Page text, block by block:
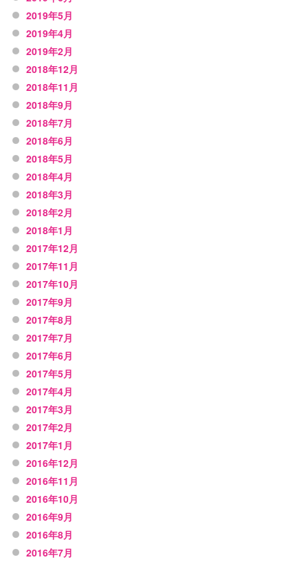
2019年5月
2019年4月
2019年2月
2018年12月
2018年11月
2018年9月
2018年7月
2018年6月
2018年5月
2018年4月
2018年3月
2018年2月
2018年1月
2017年12月
2017年11月
2017年10月
2017年9月
2017年8月
2017年7月
2017年6月
2017年5月
2017年4月
2017年3月
2017年2月
2017年1月
2016年12月
2016年11月
2016年10月
2016年9月
2016年8月
2016年7月